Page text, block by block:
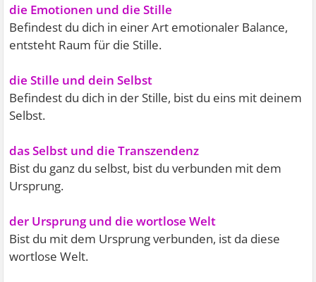
die Emotionen und die Stille
Befindest du dich in einer Art emotionaler Balance,
entsteht Raum für die Stille.
die Stille und dein Selbst
Befindest du dich in der Stille, bist du eins mit deinem
Selbst.
das Selbst und die Transzendenz
Bist du ganz du selbst, bist du verbunden mit dem
Ursprung.
der Ursprung und die wortlose Welt
Bist du mit dem Ursprung verbunden, ist da diese
wortlose Welt.